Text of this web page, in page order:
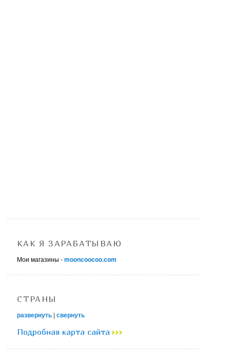
КАК Я ЗАРАБАТЫВАЮ
Мои магазины -mooncoocoo.com
СТРАНЫ
развернуть |свернуть
Подробная карта сайта